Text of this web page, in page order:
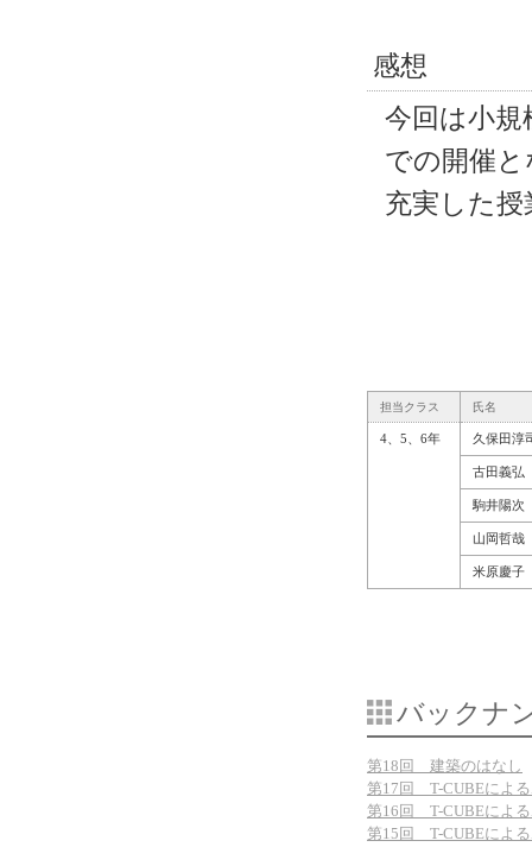
感想
今回は小
での開催
充実した
担当クラス 氏名
4、5、6年 久保田淳
古田義弘
駒井陽次
山岡哲哉
米原慶子
バックナ
第18回 建築のはなし
第17回 T-CUBEによ
第16回 T-CUBEによ
第15回 T-CUBEによ